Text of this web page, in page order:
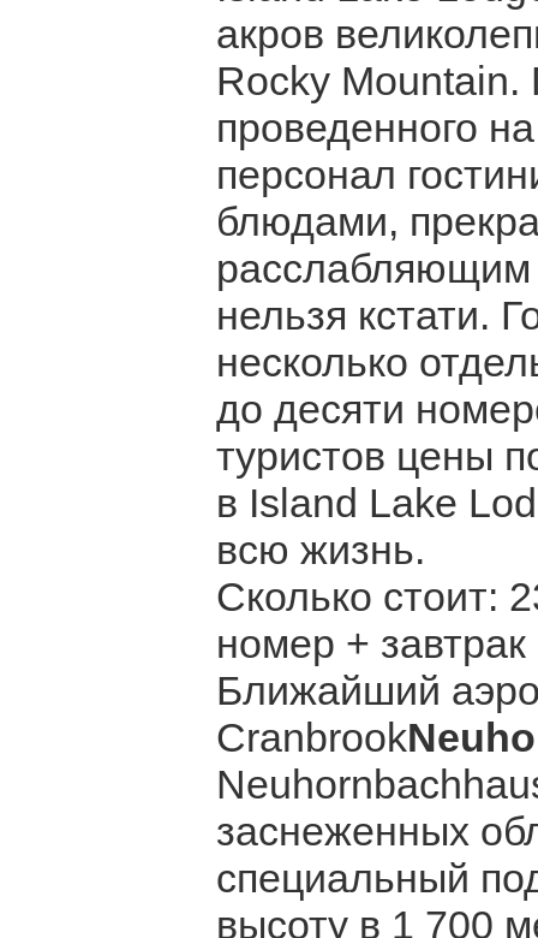
акров
Rocky Mountain.
проведенного
персонал
блюдами,
расслабляющим
нельзя кстати.
несколько
до десяти
туристов цены
в Island Lake
всю жизнь.
Сколько стоит:
номер + завтрак
Ближайший
Cranbrook
заснеженных
специальный
высоту в 1 700